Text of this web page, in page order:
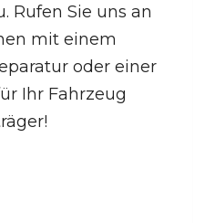
Rufen Sie uns an
mit einem
oder einer
Ihr Fahrzeug